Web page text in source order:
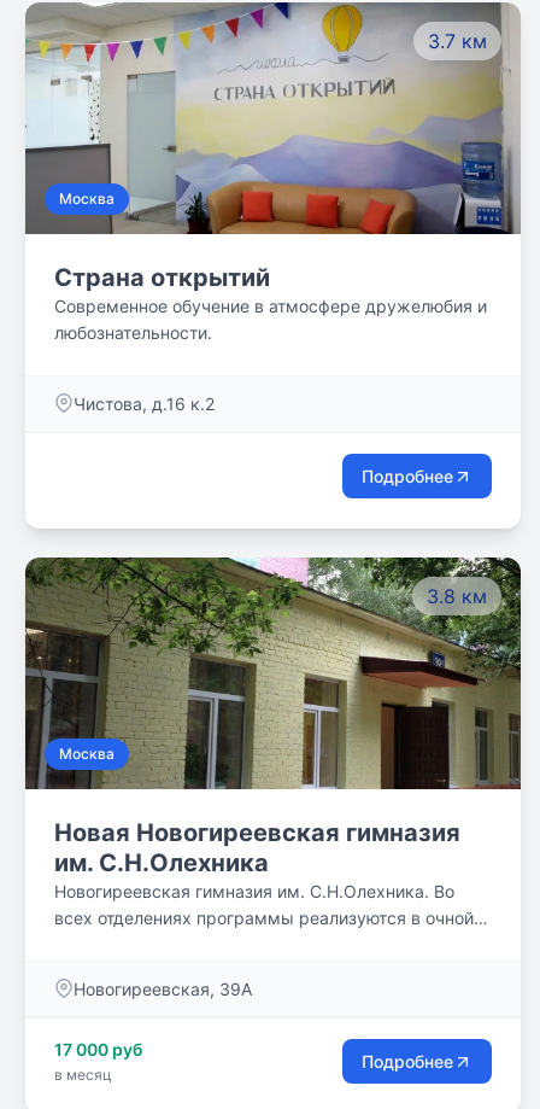
3.7 км
Москва
Страна открытий
Современное обучение в атмосфере дружелюбия и
любознательности.
Чистова, д.16 к.2
Подробнее
3.8 км
Москва
Новая Новогиреевская гимназия
им. С.Н.Олехника
Новогиреевская гимназия им. С.Н.Олехника. Во
всех отделениях программы реализуются в очной,
обучающегося возможно обучение по
в образовательной организации пройти аттестацию
(семейная форма обучения) и получить итоговые
Новогиреевская, 39А
17 000 руб
в месяц
Подробнее